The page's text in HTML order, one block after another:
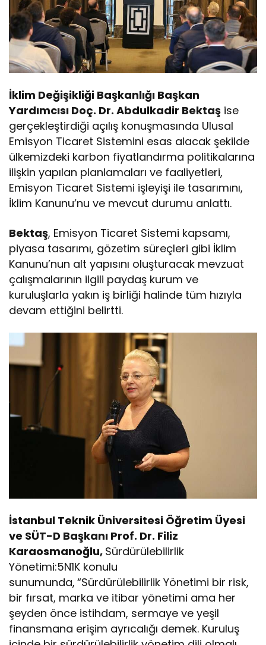
İklim Değişikliği Başkanlığı Başkan
Yardımcısı Doç. Dr. Abdulkadir Bektaş ise
gerçekleştirdiği açılış konuşmasında Ulusal
Emisyon Ticaret Sistemini esas alacak şekilde
ülkemizdeki karbon fiyatlandırma politikalarına
ilişkin yapılan planlamaları ve faaliyetleri,
Emisyon Ticaret Sistemi işleyişi ile tasarımını,
İklim Kanunu’nu ve mevcut durumu anlattı.
Bektaş, Emisyon Ticaret Sistemi kapsamı,
piyasa tasarımı, gözetim süreçleri gibi İklim
Kanunu’nun alt yapısını oluşturacak mevzuat
çalışmalarının ilgili paydaş kurum ve
kuruluşlarla yakın iş birliği halinde tüm hızıyla
devam ettiğini belirtti.
İstanbul Teknik Üniversitesi Öğretim Üyesi
ve SÜT-D Başkanı Prof. Dr. Filiz
Karaosmanoğlu, Sürdürülebilirlik
Yönetimi:5N1K konulu
sunumunda, “Sürdürülebilirlik Yönetimi bir risk,
bir fırsat, marka ve itibar yönetimi ama her
şeyden önce istihdam, sermaye ve yeşil
finansmana erişim ayrıcalığı demek. Kuruluş